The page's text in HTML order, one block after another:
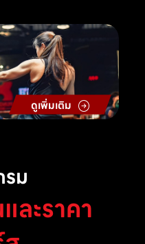
ดูเพิ่มเติม
รม
ละราคา